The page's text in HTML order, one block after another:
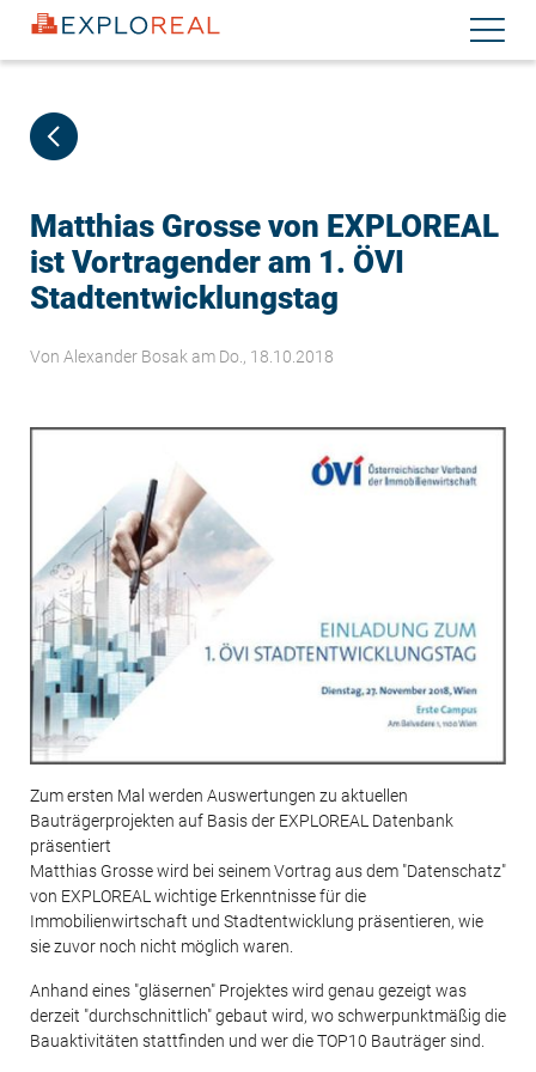
Direkt
zum
Inhalt
Matthias Grosse von EXPLOREAL
ist Vortragender am 1. ÖVI
Stadtentwicklungstag
Von Alexander Bosak am Do., 18.10.2018
Zum ersten Mal werden Auswertungen zu aktuellen
Bauträgerprojekten auf Basis der EXPLOREAL Datenbank
präsentiert
Matthias Grosse wird bei seinem Vortrag aus dem "Datenschatz"
von EXPLOREAL wichtige Erkenntnisse für die
Immobilienwirtschaft und Stadtentwicklung präsentieren, wie
sie zuvor noch nicht möglich waren.
Anhand eines "gläsernen" Projektes wird genau gezeigt was
derzeit "durchschnittlich" gebaut wird, wo schwerpunktmäßig die
Bauaktivitäten stattfinden und wer die TOP10 Bauträger sind.